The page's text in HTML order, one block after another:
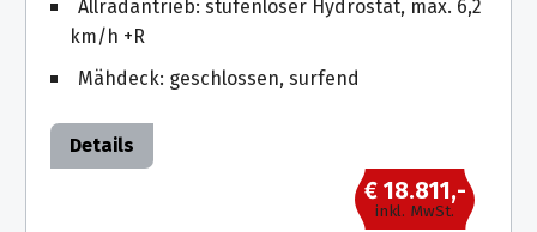
Allradantrieb: stufenloser Hydrostat, max. 6,2
km/h +R
Mähdeck: geschlossen, surfend
Details
€ 18.811,-
inkl. MwSt.